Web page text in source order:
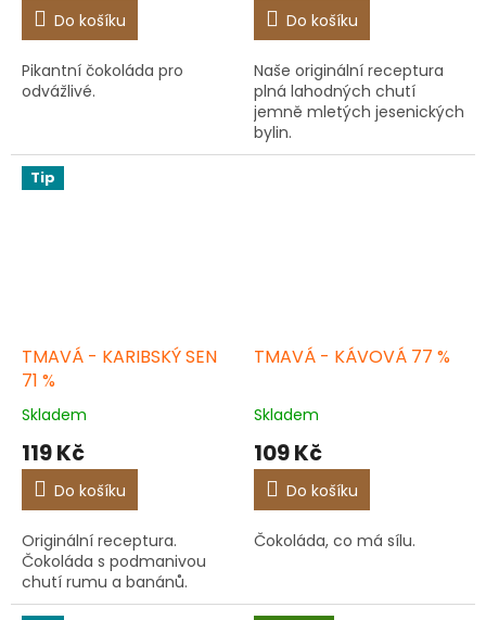
Do košíku
Pikantní čokoláda pro
odvážlivé.
Do košíku
Naše originální receptura
plná lahodných chutí
jemně mletých jesenických
bylin.
Tip
TMAVÁ - KARIBSKÝ SEN
71 %
Skladem
119 Kč
Do košíku
Originální receptura.
Čokoláda s podmanivou
chutí rumu a banánů.
TMAVÁ - KÁVOVÁ 77 %
Skladem
109 Kč
Do košíku
Čokoláda, co má sílu.